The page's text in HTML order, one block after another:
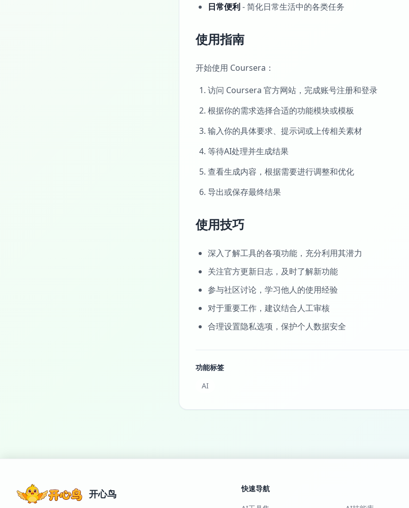
日常便利- 简化日常生活中的各类任务
使用指南
开始使用 Coursera：
访问 Coursera 官方网站，完成账号注册和登录
根据你的需求选择合适的功能模块或模板
输入你的具体要求、提示词或上传相关素材
等待AI处理并生成结果
查看生成内容，根据需要进行调整和优化
导出或保存最终结果
使用技巧
深入了解工具的各项功能，充分利用其潜力
关注官方更新日志，及时了解新功能
参与社区讨论，学习他人的使用经验
对于重要工作，建议结合人工审核
合理设置隐私选项，保护个人数据安全
功能标签
AI
开心鸟 快速导航